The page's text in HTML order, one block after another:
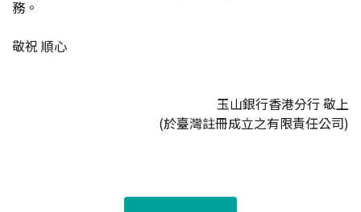
務。
敬祝 順心
玉山銀行香港分行 敬上
(於臺灣註冊成立之有限責任公司)